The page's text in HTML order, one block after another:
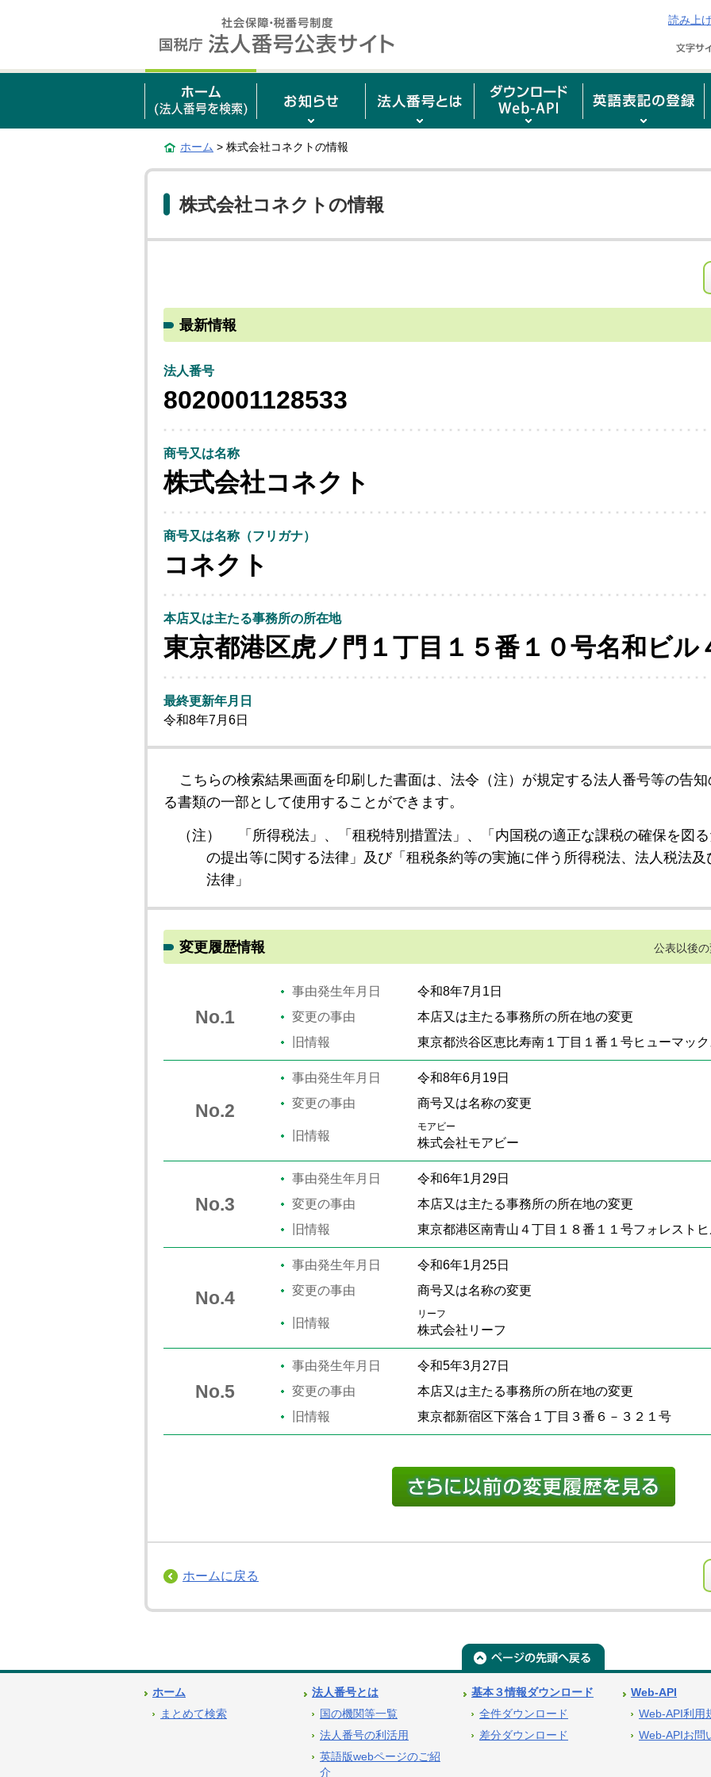
読み上
ホーム > 株式会社コネクトの情報
株式会社コネクトの情報
最新情報
法人番号
8020001128533
商号又は名称
株式会社コネクト
商号又は名称（フリガナ）
コネクト
本店又は主たる事務所の所在地
東京都港区虎ノ門１丁目１５番１０号名和ビル
最終更新年月日
令和8年7月6日
こちらの検索結果画面を印刷した書面は、法令（注）が規定する法人番号等の告
る書類の一部として使用することができます。
（注）
「所得税法」、「租税特別措置法」、「内国税の適正な課税の確保を図
の提出等に関する法律」及び「租税条約等の実施に伴う所得税法、法人税法
法律」
変更履歴情報 公表以後
No.1
事由発生年月日
令和8年7月1日
変更の事由
本店又は主たる事務所の所在地の変更
旧情報
東京都渋谷区恵比寿南１丁目１番１号ヒューマッ
No.2
事由発生年月日
令和8年6月19日
変更の事由
商号又は名称の変更
旧情報
モアビー
株式会社モアビー
No.3
事由発生年月日
令和6年1月29日
変更の事由
本店又は主たる事務所の所在地の変更
旧情報
東京都港区南青山４丁目１８番１１号フォレスト
No.4
事由発生年月日
令和6年1月25日
変更の事由
商号又は名称の変更
旧情報
リーフ
株式会社リーフ
No.5
事由発生年月日
令和5年3月27日
変更の事由
本店又は主たる事務所の所在地の変更
旧情報
東京都新宿区下落合１丁目３番６－３２１号
ホームに戻る
ホーム
まとめて検索
法人番号とは
国の機関等一覧
法人番号の利活用
英語版webページのご紹
介
基本３情報ダウンロード
全件ダウンロード
差分ダウンロード
Web-API
Web-API利用
Web-APIお問